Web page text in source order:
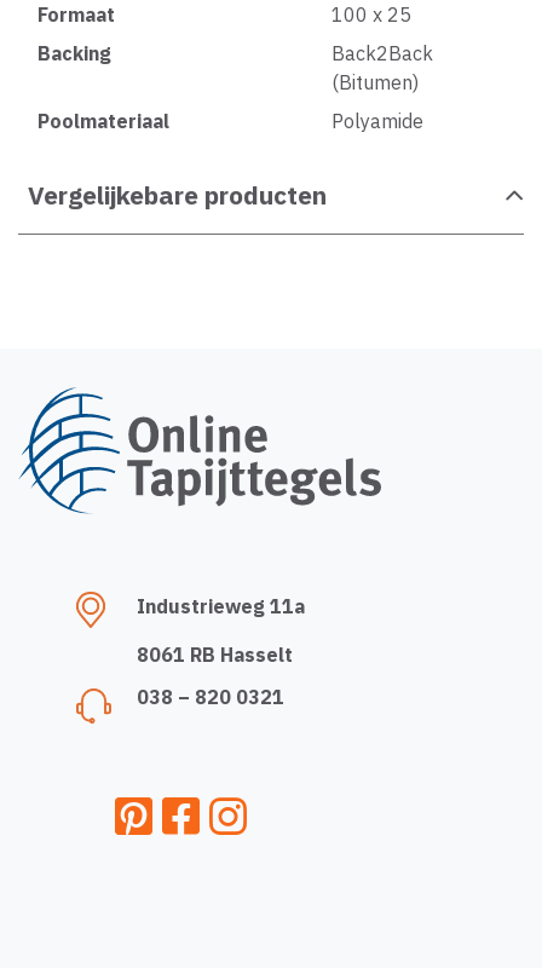
Formaat
100 x 25
Backing
Back2Back
(Bitumen)
Poolmateriaal
Polyamide
Vergelijkebare producten
Industrieweg 11a
8061 RB Hasselt
038 – 820 0321